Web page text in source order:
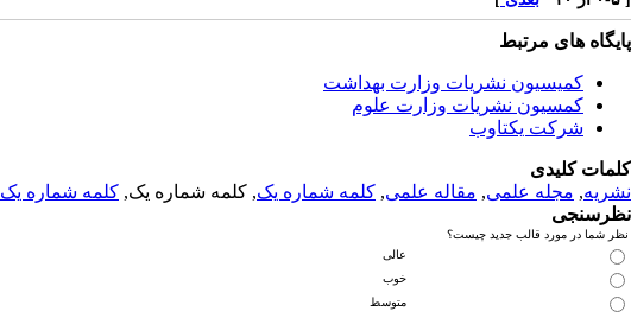
پایگاه های مرتبط
کمیسیون نشریات وزارت بهداشت
کمسیون نشریات وزارت علوم
شرکت یکتاوب
کلمات کلیدی
نشریه, مجله علمی, مقاله علمی, کلمه شماره یک, کلمه شماره یک, کلمه شماره یک
نظرسنجی
نظر شما در مورد قالب جدید چیست؟
عالی
خوب
متوسط